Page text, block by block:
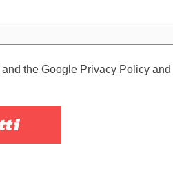
the Google Privacy Policy and